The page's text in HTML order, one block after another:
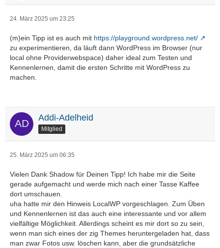
24. März 2025 um 23:25
(m)ein Tipp ist es auch mit https://playground.wordpress.net/
zu experimentieren, da läuft dann WordPress im Browser (nur
local ohne Providerwebspace) daher ideal zum Testen und
Kennenlernen, damit die ersten Schritte mit WordPress zu
machen.
Addi-Adelheid
Mitglied
25. März 2025 um 06:35
Vielen Dank Shadow für Deinen Tipp! Ich habe mir die Seite
gerade aufgemacht und werde mich nach einer Tasse Kaffee
dort umschauen.
uha hatte mir den Hinweis LocalWP vorgeschlagen. Zum Üben
und Kennenlernen ist das auch eine interessante und vor allem
vielfältige Möglichkeit. Allerdings scheint es mir dort so zu sein,
wenn man sich eines der zig Themes heruntergeladen hat, dass
man zwar Fotos usw. löschen kann, aber die grundsätzliche